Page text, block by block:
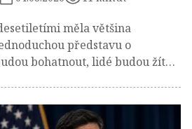
měla většina
představu o
bohatnout, lidé budou žít
větší spotřebu.